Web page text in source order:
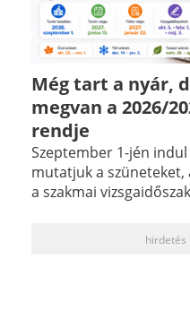
Még tart a nyár,
megvan a 2026/
rendje
Szeptember 1-jén indul
mutatjuk a szüneteket,
a szakmai
hirdetés